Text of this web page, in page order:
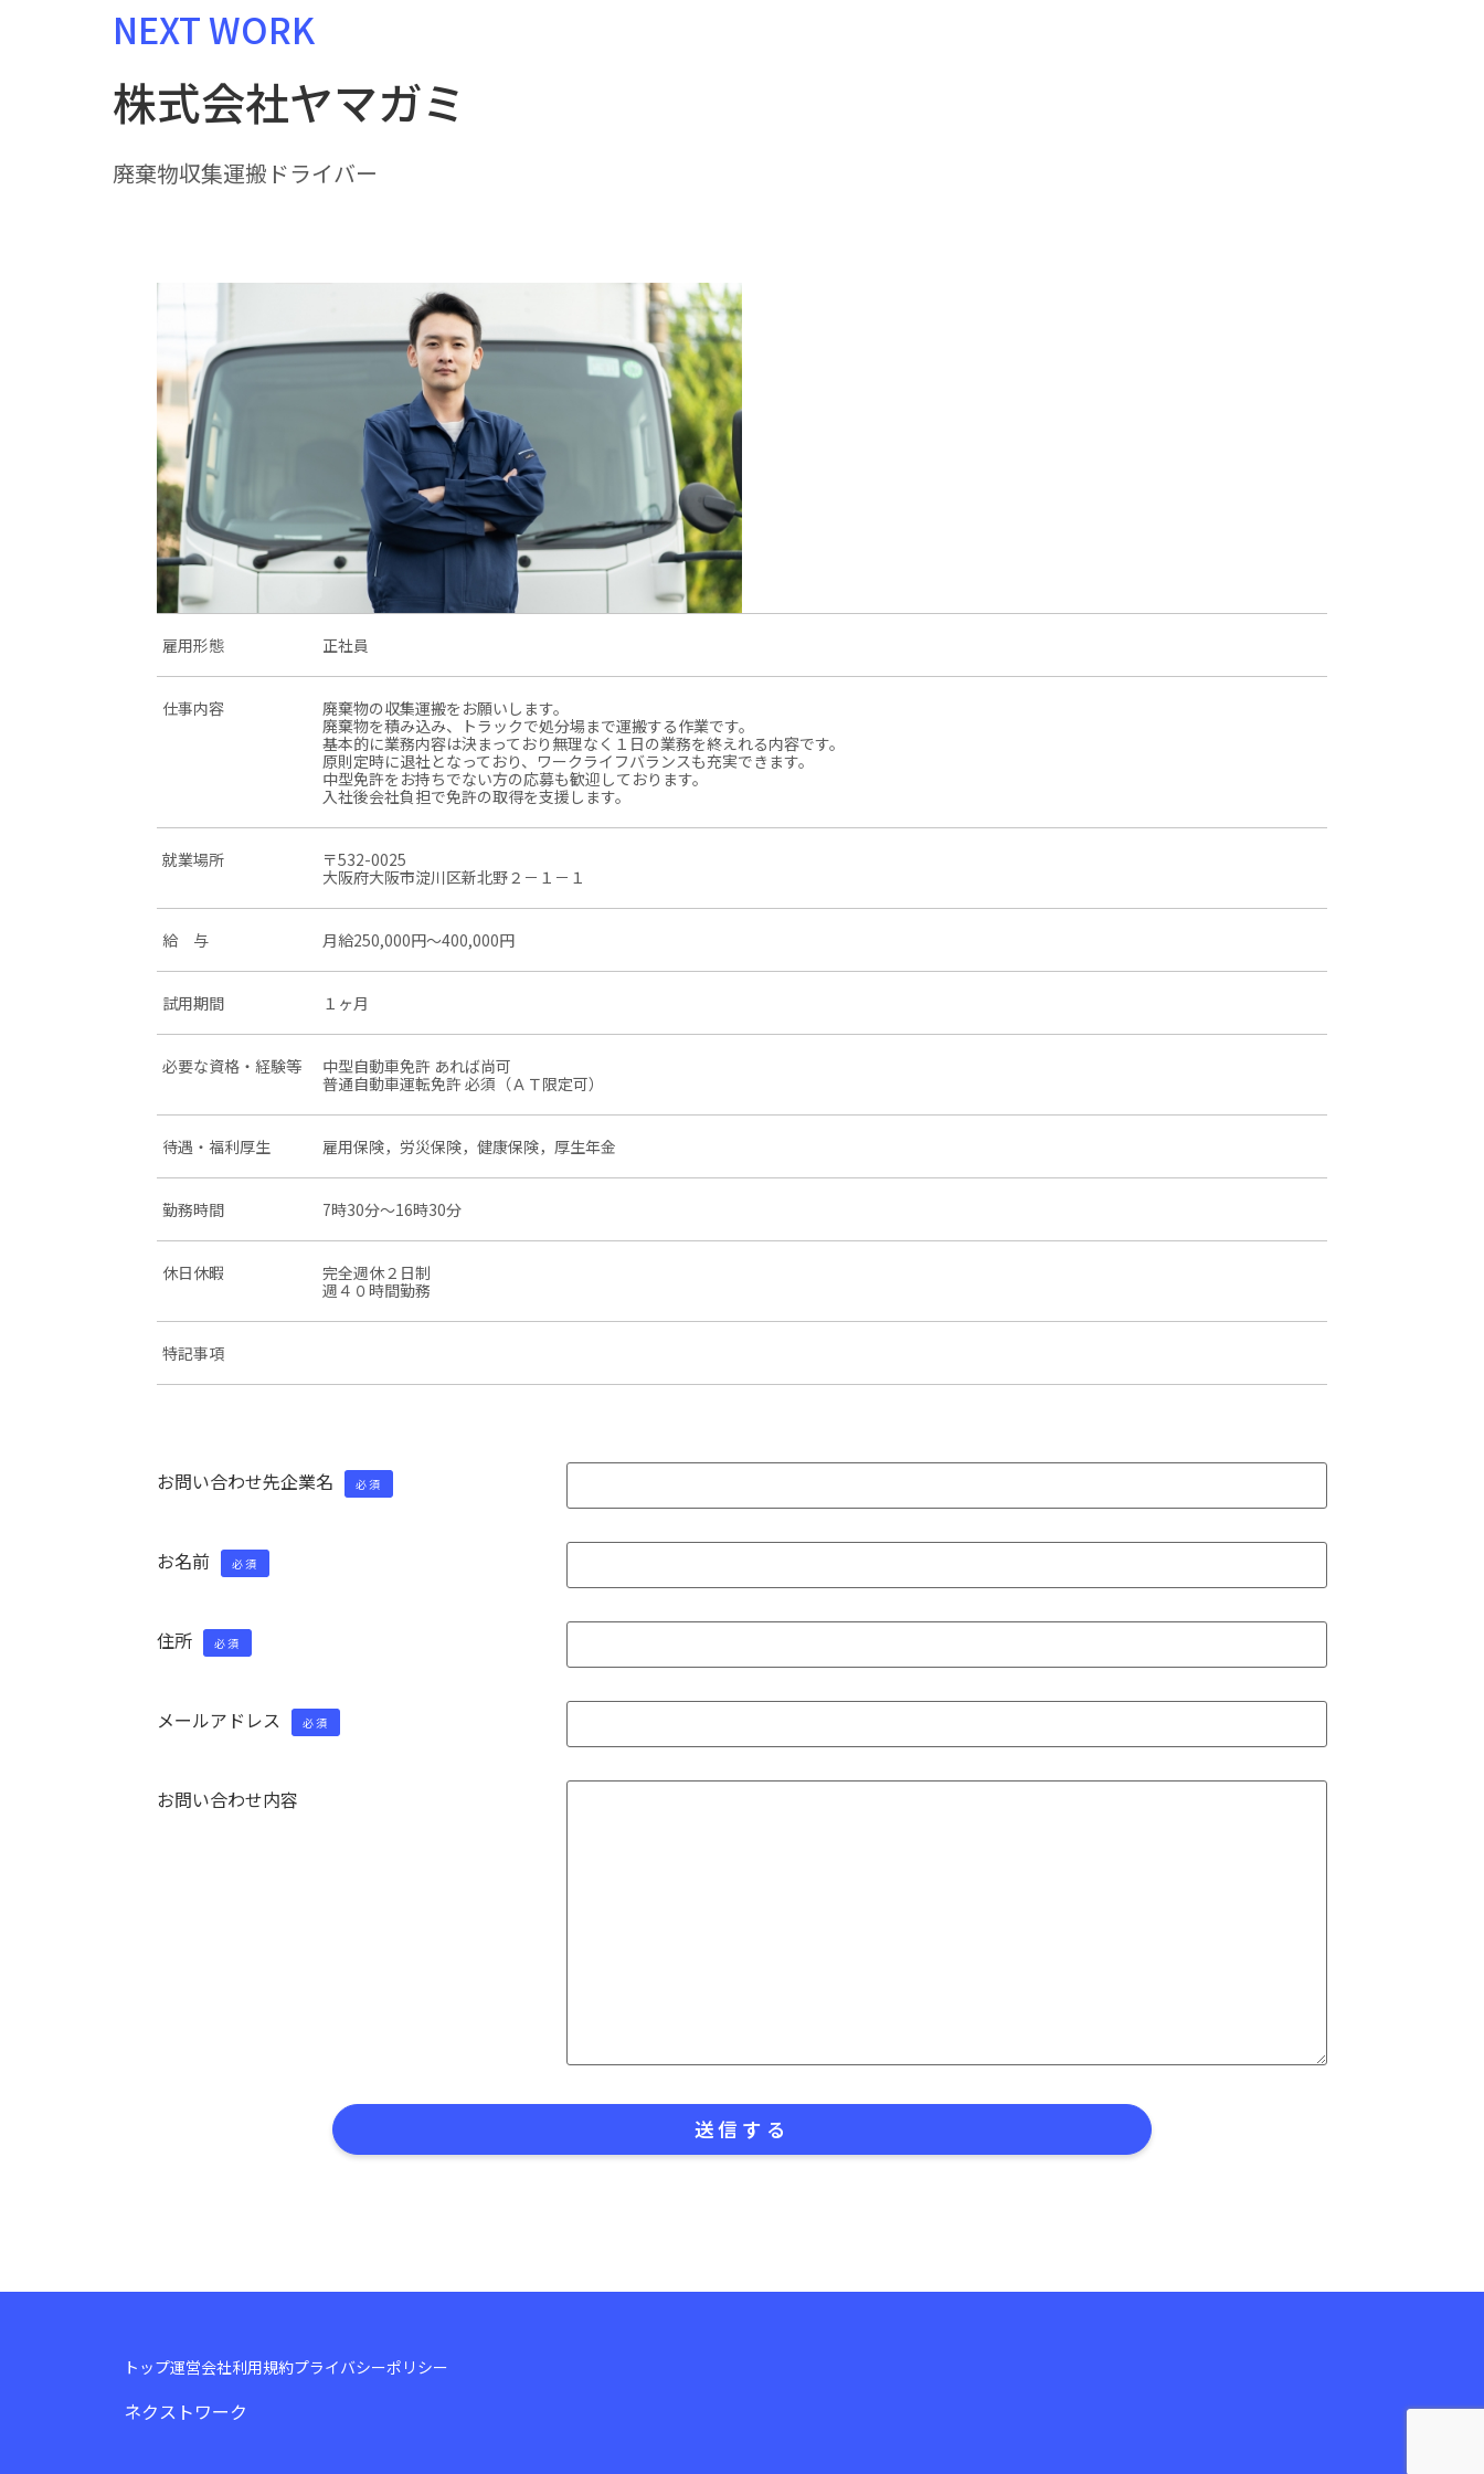
NEXT WORK
株式会社ヤマガミ
廃棄物収集運搬ドライバー
雇用形態 正社員
仕事内容
廃棄物の収集運搬をお願いします。
廃棄物を積み込み、トラックで処分場まで運搬する作業です。
基本的に業務内容は決まっており無理なく１日の業務を終えれる内容です。
原則定時に退社となっており、ワークライフバランスも充実できます。
中型免許をお持ちでない方の応募も歓迎しております。
入社後会社負担で免許の取得を支援します。
就業場所
〒532-0025
大阪府大阪市淀川区新北野２－１－１
給 与 月給250,000円〜400,000円
試用期間 １ヶ月
必要な資格・経験等
中型自動車免許 あれば尚可
普通自動車運転免許 必須（ＡＴ限定可）
待遇・福利厚生 雇用保険，労災保険，健康保険，厚生年金
勤務時間 7時30分〜16時30分
休日休暇
完全週休２日制
週４０時間勤務
特記事項
お問い合わせ先企業名 必須
お名前 必須
住所 必須
メールアドレス 必須
お問い合わせ内容
トップ運営会社利用規約プライバシーポリシー
ネクストワーク